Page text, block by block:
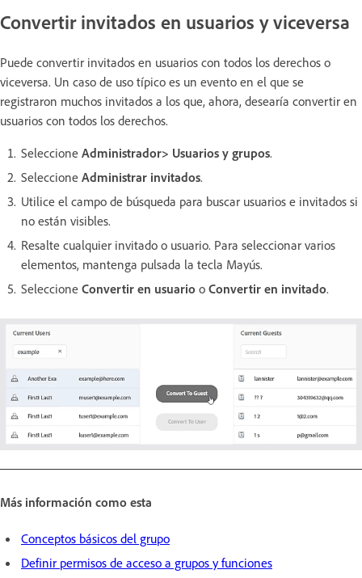
Convertir invitados en usuarios y viceversa
Puede convertir invitados en usuarios con todos los derechos o
viceversa. Un caso de uso típico es un evento en el que se
registraron muchos invitados a los que, ahora, desearía convertir en
usuarios con todos los derechos.
Seleccione Administrador> Usuarios y grupos.
Seleccione Administrar invitados.
Utilice el campo de búsqueda para buscar usuarios e invitados si
no están visibles.
Resalte cualquier invitado o usuario. Para seleccionar varios
elementos, mantenga pulsada la tecla Mayús.
Seleccione Convertir en usuario o Convertir en invitado.
Más información como esta
Conceptos básicos del grupo
Definir permisos de acceso a grupos y funciones